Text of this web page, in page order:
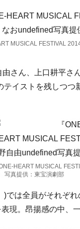
MUSICAL FESTIVAL
由さん、上口耕平
テイストを残しつ
ONE-HEART MUSICAL
真提供：東宝演劇部
)では全員がそれぞ
現。昂揚感の中、